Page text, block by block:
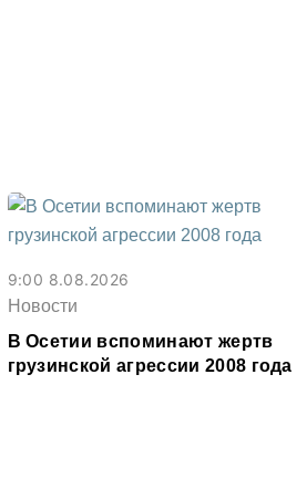
9:00 8.08.2026
Новости
В Осетии вспоминают жертв
грузинской агрессии 2008 года